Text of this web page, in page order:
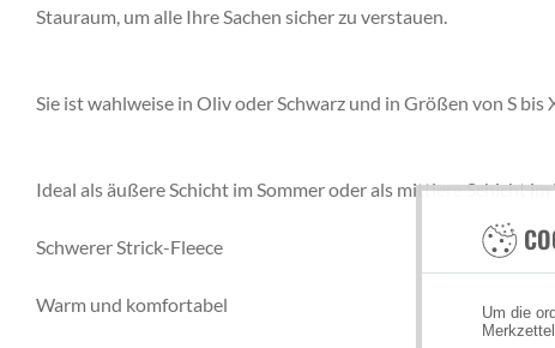
Um die
Stauraum, um alle Ihre Sachen sicher zu verstauen.
Sie ist wahlweise in Oliv oder Schwarz und in Größen von S bis
Ideal als äußere Schicht im Sommer oder als mittlere Schicht
Schwerer Strick-Fleece
Warm und komfortabel